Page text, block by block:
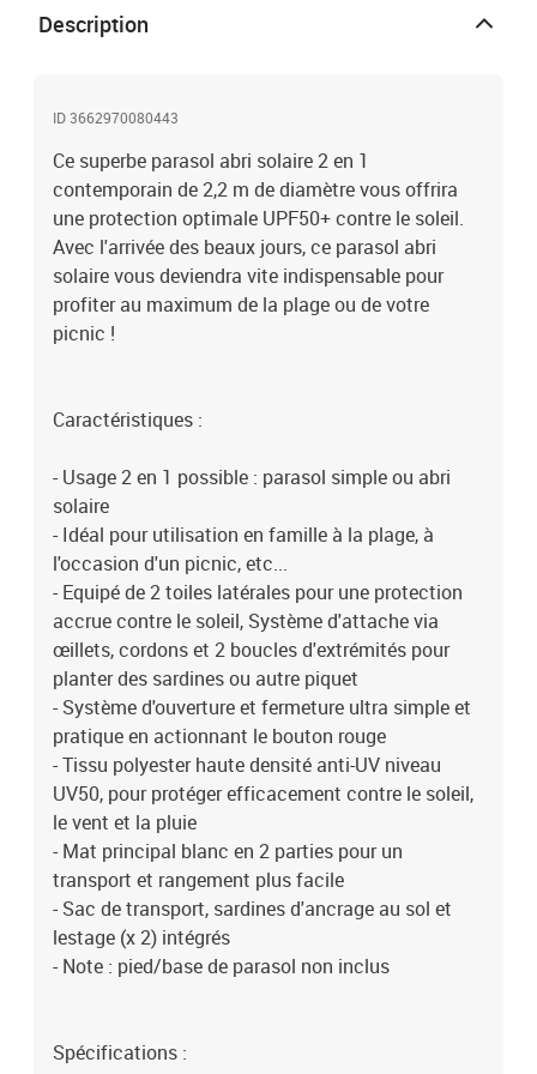
sardines d'ancrage au sol et lestage (x 2) intégrés- Note :
pied/base de parasol non inclus Spécifications : - 2 coloris au
Diamètre tubulaire mât : 2,8/3,2 cm- Diamètre entretoises : 3,2
Description
ID 3662970080443
Ce superbe parasol abri solaire 2 en 1
contemporain de 2,2 m de diamètre vous offrira
une protection optimale UPF50+ contre le soleil.
Avec l'arrivée des beaux jours, ce parasol abri
solaire vous deviendra vite indispensable pour
profiter au maximum de la plage ou de votre
picnic !
Caractéristiques :
- Usage 2 en 1 possible : parasol simple ou abri
solaire
- Idéal pour utilisation en famille à la plage, à
l'occasion d'un picnic, etc...
- Equipé de 2 toiles latérales pour une protection
accrue contre le soleil, Système d'attache via
œillets, cordons et 2 boucles d'extrémités pour
planter des sardines ou autre piquet
- Système d'ouverture et fermeture ultra simple et
pratique en actionnant le bouton rouge
- Tissu polyester haute densité anti-UV niveau
UV50, pour protéger efficacement contre le soleil,
le vent et la pluie
- Mat principal blanc en 2 parties pour un
transport et rangement plus facile
- Sac de transport, sardines d'ancrage au sol et
lestage (x 2) intégrés
- Note : pied/base de parasol non inclus
Spécifications :